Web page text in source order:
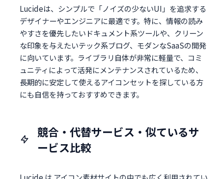
Lucideは、シンプルで「ノイズの少ないUI」を追求する
デザイナーやエンジニアに最適です。特に、情報の読み
やすさを優先したいドキュメント系ツールや、クリーン
な印象を与えたいテック系ブログ、モダンなSaaSの開発
に向いています。ライブラリ自体が非常に軽量で、コミ
ュニティによって活発にメンテナンスされているため、
長期的に安定して使えるアイコンセットを探している方
にも自信を持っておすすめできます。
競合・代替サービス・似ているサ
ービス比較